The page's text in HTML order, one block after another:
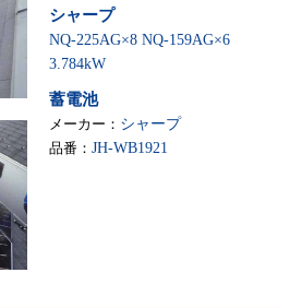
シャープ
NQ-225AG×8 NQ-159AG×6
3.784kW
蓄電池
メーカー： シャープ
品番： JH-WB1921